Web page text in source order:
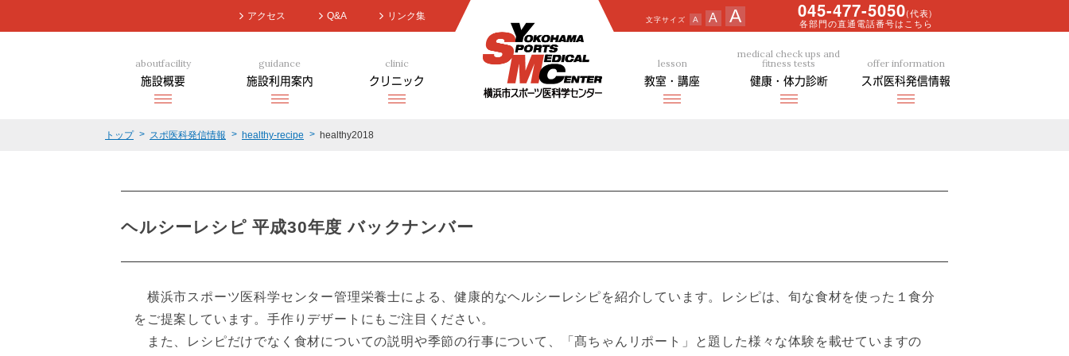
アクセス Q&A リンク集 文字サイズ A A A 045-477-5050(代表)
各部門の直通電話番号はこちら
aboutfacility
施設概要
guidance
施設利用案内
clinic
クリニック
lesson
教室・講座
medical check ups and
fitness tests
健康・体力診断
offer information
スポ医科発信情報
トップ スポ医科発信情報 healthy-recipe healthy2018
ヘルシーレシピ 平成30年度 バックナンバー
横浜市スポーツ医科学センター管理栄養士による、健康的なヘルシーレシピを紹介しています。レシピは、旬な食材を使った１食分
をご提案しています。手作りデザートにもご注目ください。
また、レシピだけでなく食材についての説明や季節の行事について、「髙ちゃんリポート」と題した様々な体験を載せていますの